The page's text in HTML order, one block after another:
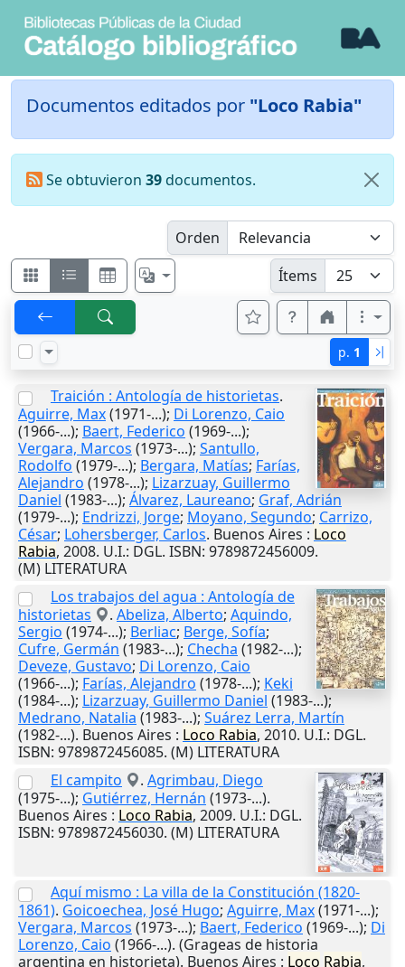
Documentos editados por "Loco Rabia"
Se obtuvieron 39documentos.
Orden
Ítems
p. 1
Traición : Antología de historietas.
Aguirre, Max(1971-...); Di Lorenzo, Caio
(1966-...); Baert, Federico (1969-...);
Vergara, Marcos (1973-...); Santullo,
Rodolfo (1979-...); Bergara, Matías; Farías,
Alejandro (1978-...); Lizarzuay, Guillermo
Daniel (1983-...); Álvarez, Laureano; Graf, Adrián
(1979-...); Endrizzi, Jorge; Moyano, Segundo; Carrizo,
César; Lohersberger, Carlos. Buenos Aires : Loco
Rabia, 2008. U.I.: DGL. ISBN: 9789872456009.
(M) LITERATURA
Los trabajos del agua : Antología de
historietas
. Abeliza, Alberto; Aquindo,
Sergio (1974-...); Berliac; Berge, Sofía;
Cufre, Germán (1983-...); Checha (1982-...);
Deveze, Gustavo; Di Lorenzo, Caio
(1966-...); Farías, Alejandro (1978-...); Keki
(1984-...); Lizarzuay, Guillermo Daniel (1983-...);
Medrano, Natalia (1983-...); Suárez Lerra, Martín
(1982-...). Buenos Aires : Loco Rabia, 2010. U.I.: DGL.
ISBN: 9789872456085. (M) LITERATURA
El campito
. Agrimbau, Diego
(1975-...); Gutiérrez, Hernán (1973-...).
Buenos Aires : Loco Rabia, 2009. U.I.: DGL.
ISBN: 9789872456030. (M) LITERATURA
Aquí mismo : La villa de la Constitución (1820-
1861). Goicoechea, José Hugo; Aguirre, Max(1971-...);
Vergara, Marcos (1973-...); Baert, Federico (1969-...); Di
Lorenzo, Caio (1966-...). (Grageas de historia
argentina en historieta). Buenos Aires : Loco Rabia,